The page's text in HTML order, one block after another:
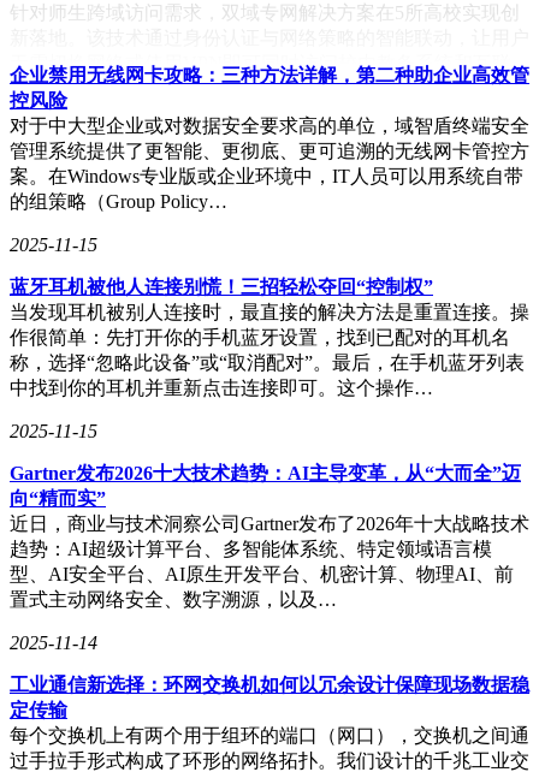
针对师生跨域访问需求，双域专网解决方案在5所高校实现创
无需切换网络或使用VPN即可同时访问校内教务系统和互联
网资源。西北师范大学王老师体验后表示："现在用手机就能
直接登录选课系统、查询实验数据，比传统方式节省了至少15
分钟/次的登录时间。"系统日志显示，该方案使校内资源访问
效率提升4倍，网络安全事件减少76%。
为保障开学季网络稳定运行，甘肃移动构建的"数字孪生
+AI"智能运维平台发挥关键作用。该系统通过虚拟镜像技术
2小时压缩至15分钟。在兰州城市学院，运维平台成功预警并
处理了3起潜在网络拥塞事件，确保了2.6万名师生同时在线时
的网络质量。网络中心李主任评价："新运维体系让网络管理
从'人工巡检'升级为'智能预判'，开学首周的网络可用率达到
99.99%。"
基础网络建设方面，甘肃移动利用暑期窗口期完成200余个
入学场景，提前预装的9万余个智能光猫终端支持"即插即
用"，配合自动配置的校园网络优化方案，使新生入住当日即
可享受高速稳定的网络服务。截至目前，已完成67个校区、
1728栋楼宇的网络深度优化，累计测试校园道路302公里，构
建起覆盖教学区、生活区、运动区的立体化网络体系。
企业禁用无线网卡攻略：三种方法详解，第二种助企业高效管
控风险
对于中大型企业或对数据安全要求高的单位，域智盾终端安全
管理系统提供了更智能、更彻底、更可追溯的无线网卡管控方
案。在Windows专业版或企业环境中，IT人员可以用系统自带
的组策略（Group Policy…
2025-11-15
蓝牙耳机被他人连接别慌！三招轻松夺回“控制权”
当发现耳机被别人连接时，最直接的解决方法是重置连接。操
作很简单：先打开你的手机蓝牙设置，找到已配对的耳机名
称，选择“忽略此设备”或“取消配对”。最后，在手机蓝牙列表
中找到你的耳机并重新点击连接即可。这个操作…
2025-11-15
Gartner发布2026十大技术趋势：AI主导变革，从“大而全”迈
向“精而实”
近日，商业与技术洞察公司Gartner发布了2026年十大战略技术
趋势：AI超级计算平台、多智能体系统、特定领域语言模
型、AI安全平台、AI原生开发平台、机密计算、物理AI、前
置式主动网络安全、数字溯源，以及…
2025-11-14
工业通信新选择：环网交换机如何以冗余设计保障现场数据稳
定传输
每个交换机上有两个用于组环的端口（网口），交换机之间通
过手拉手形式构成了环形的网络拓扑。我们设计的千兆工业交